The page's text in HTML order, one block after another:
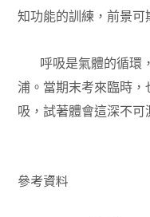
知功能的訓練，前景可
呼吸是氣體的循環
浦。當期末考來臨時
吸，試著體會這深不可
參考資料